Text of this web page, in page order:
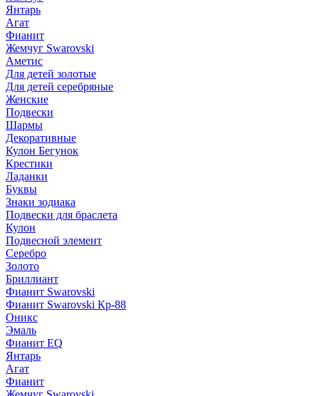
Янтарь
Агат
Фианит
Жемчуг Swarovski
Аметис
Для детей золотые
Для детей серебряные
Женские
Подвески
Шармы
Декоративные
Кулон Бегунок
Крестики
Ладанки
Буквы
Знаки зодиака
Подвески для браслета
Кулон
Подвесной элемент
Серебро
Золото
Бриллиант
Фианит Swarovski
Фианит Swarovski Кр-88
Оникс
Эмаль
Фианит EQ
Янтарь
Агат
Фианит